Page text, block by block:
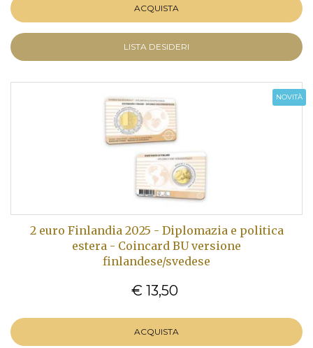
ACQUISTA
LISTA DESIDERI
NOVITÀ
2 euro Finlandia 2025 - Diplomazia e politica
estera - Coincard BU versione
finlandese/svedese
€ 13,50
ACQUISTA